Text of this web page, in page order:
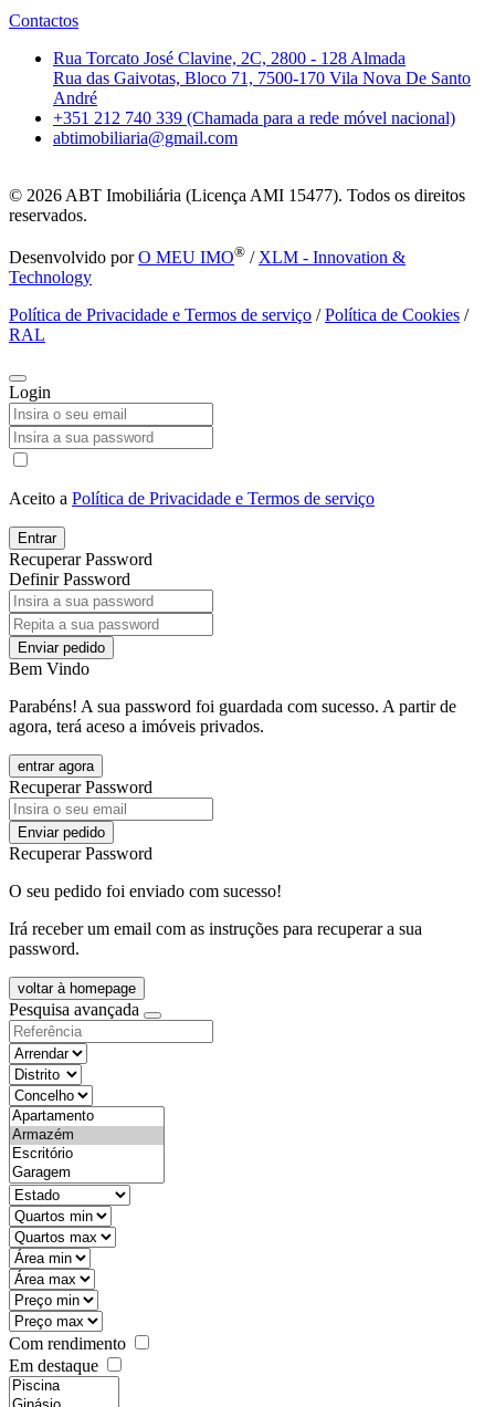
Contactos
Rua Torcato José Clavine, 2C, 2800 - 128 Almada
Rua das Gaivotas, Bloco 71, 7500-170 Vila Nova De Santo
André
+351 212 740 339 (Chamada para a rede móvel nacional)
abtimobiliaria@gmail.com
© 2026 ABT Imobiliária (Licença AMI 15477). Todos os direitos
reservados.
Desenvolvido porO MEU IMO® / XLM - Innovation &
Technology
Política de Privacidade e Termos de serviço /Política de Cookies /
RAL
Login
Aceito a Política de Privacidade e Termos de serviço
Entrar
Recuperar Password
Definir Password
Enviar pedido
Bem Vindo
Parabéns! A sua password foi guardada com sucesso. A partir de
agora, terá aceso a imóveis privados.
entrar agora
Recuperar Password
Enviar pedido
Recuperar Password
O seu pedido foi enviado com sucesso!
Irá receber um email com as instruções para recuperar a sua
password.
voltar à homepage
Pesquisa avançada
objective
districtId
countyId
types
state
mintypo
maxtypo
minarea
maxarea
minprice
maxprice
Com rendimento
Em destaque
features